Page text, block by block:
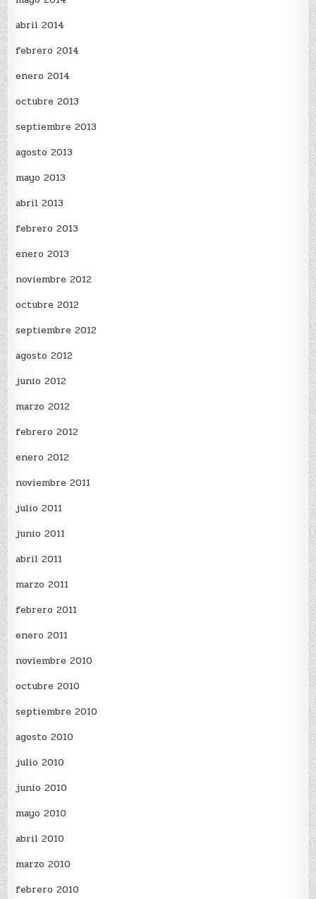
abril 2014
febrero 2014
enero 2014
octubre 2013
septiembre 2013
agosto 2013
mayo 2013
abril 2013
febrero 2013
enero 2013
noviembre 2012
octubre 2012
septiembre 2012
agosto 2012
junio 2012
marzo 2012
febrero 2012
enero 2012
noviembre 2011
julio 2011
junio 2011
abril 2011
marzo 2011
febrero 2011
enero 2011
noviembre 2010
octubre 2010
septiembre 2010
agosto 2010
julio 2010
junio 2010
mayo 2010
abril 2010
marzo 2010
febrero 2010